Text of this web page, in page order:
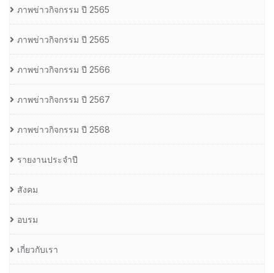
ภาพข่าวกิจกรรม ปี 2565
ภาพข่าวกิจกรรม ปี 2565
ภาพข่าวกิจกรรม ปี 2566
ภาพข่าวกิจกรรม ปี 2567
ภาพข่าวกิจกรรม ปี 2568
รายงานประจำปี
สังคม
อบรม
เกี่ยวกับเรา